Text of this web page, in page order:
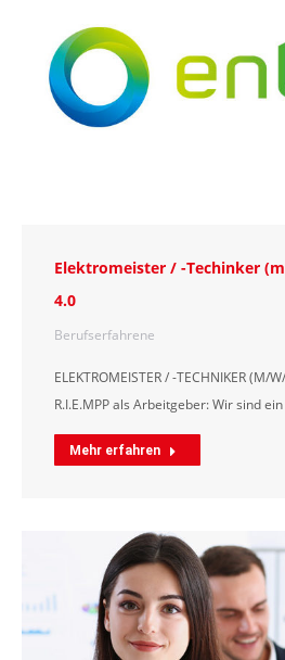
Elektromeister / -Techinker
4.0
Berufserfahrene
ELEKTROMEISTER / -TECHNIKER (M/
R.I.E.MPP als Arbeitgeber: Wir sind
Mehr erfahren